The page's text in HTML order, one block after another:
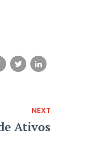
NEXT
Ativos